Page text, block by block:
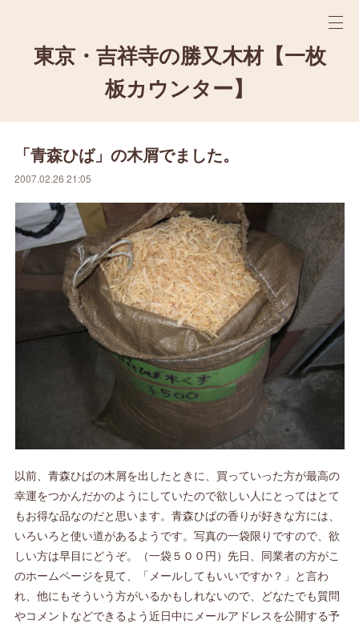
東京・吉祥寺の勝又木材【一枚
板カウンター】
「青森ひば」の木屑でました。
2007.02.26 21:05
以前、青森ひばの木屑を出したときに、買っていった方が最高の
幸運をつかんだかのようにしていたので欲しい人にとってはとて
もお得な品なのだと思います。青森ひばの香りが好きな方には、
いろいろと使い道があるようです。写真の一袋限りですので、欲
しい方は早目にどうぞ。（一袋５００円）先日、同業者の方がこ
のホームページを見て、「メールしてもいいですか？」と言わ
れ、他にもそういう方がいるかもしれないので、どなたでも質問
やコメントなどできるよう近日中にメールアドレスを公開する予